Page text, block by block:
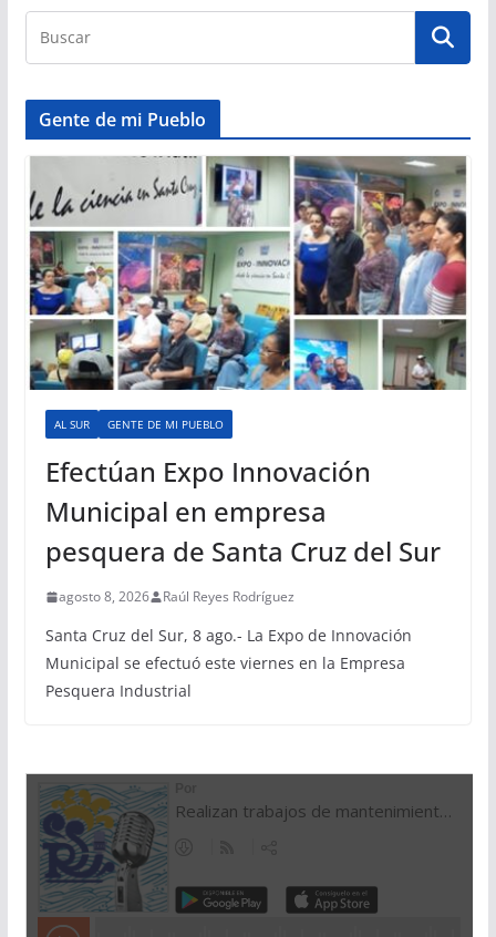
Gente de mi Pueblo
AL SUR GENTE DE MI PUEBLO
Efectúan Expo Innovación
Municipal en empresa
pesquera de Santa Cruz del Sur
agosto 8, 2026 Raúl Reyes Rodríguez
Santa Cruz del Sur, 8 ago.- La Expo de Innovación
Municipal se efectuó este viernes en la Empresa
Pesquera Industrial